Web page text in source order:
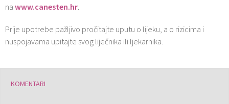
na www.canesten.hr
Prije upotrebe pažljivo pročitajte uputu o lijeku, a o rizicima i
nuspojavama upitajte svog liječnika ili ljekarnika.
KOMENTARI